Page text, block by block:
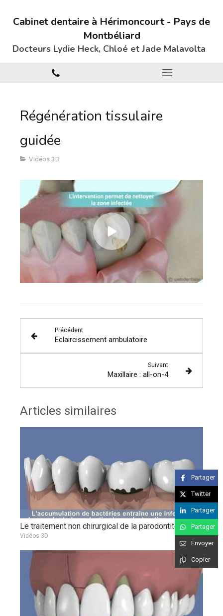
Cabinet dentaire à Hérimoncourt - Pays de
Montbéliard
Docteurs Lydie Heck, Chloé et Jade Malavolta
Régénération tissulaire
guidée
Vidéos 3D
Précédent
Eclaircissement ambulatoire
Suivant
Maxillaire : all-on-4
Articles similaires
Le traitement non chirurgical de la parodontite
Vidéos 3D
Partager
Twitter
Partager
Partager
Envoyer
Copier